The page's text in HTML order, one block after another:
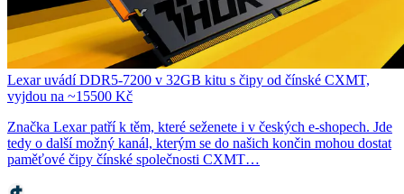
Lexar uvádí DDR5-7200 v 32GB kitu s čipy od čínské CXMT,
vyjdou na ~15500 Kč
Značka Lexar patří k těm, které seženete i v českých e-shopech. Jde
tedy o další možný kanál, kterým se do našich končin mohou dostat
paměťové čipy čínské společnosti CXMT…